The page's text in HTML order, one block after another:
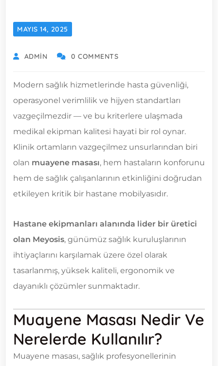
MAYIS 14, 2025
ADMIN 0 COMMENTS
Modern sağlık hizmetlerinde hasta güvenliği,
operasyonel verimlilik ve hijyen standartları
vazgeçilmezdir — ve bu kriterlere ulaşmada
medikal ekipman kalitesi hayati bir rol oynar.
Klinik ortamların vazgeçilmez unsurlarından biri
olan muayene masası, hem hastaların konforunu
hem de sağlık çalışanlarının etkinliğini doğrudan
etkileyen kritik bir hastane mobilyasıdır.
Hastane ekipmanları alanında lider bir üretici
olan Meyosis, günümüz sağlık kuruluşlarının
ihtiyaçlarını karşılamak üzere özel olarak
tasarlanmış, yüksek kaliteli, ergonomik ve
dayanıklı çözümler sunmaktadır.
Muayene Masası Nedir Ve
Nerelerde Kullanılır?
Muayene masası, sağlık profesyonellerinin